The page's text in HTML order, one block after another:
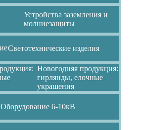
Устройства заземления и
молниезащиты
Светотехнические изделия
Новогодняя продукция:
гирлянды, елочные
украшения
Оборудование 6-10кВ